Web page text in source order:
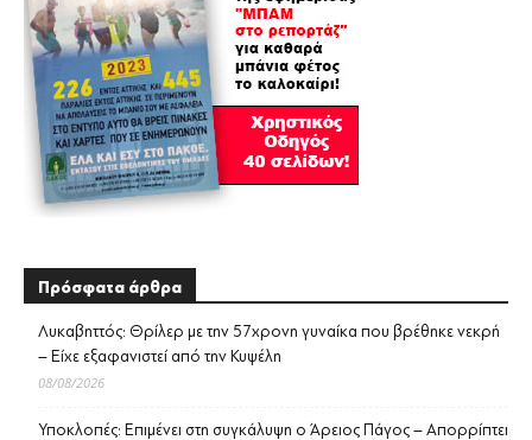
Πρόσφατα άρθρα
Λυκαβηττός: Θρίλερ με την 57χρονη γυναίκα που βρέθηκε νεκρή
– Είχε εξαφανιστεί από την Κυψέλη
08/08/2026
Υποκλοπές: Επιμένει στη συγκάλυψη ο Άρειος Πάγος – Απορρίπτει